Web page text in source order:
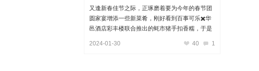
又逢新春佳节之际，正琢磨着要为今年的春节团
圆家宴增添一些新菜肴，刚好看到百事可乐✖️华
邑酒店彩丰楼联合推出的蚝市猪手扣香糯，于是
2024-01-30 40 1